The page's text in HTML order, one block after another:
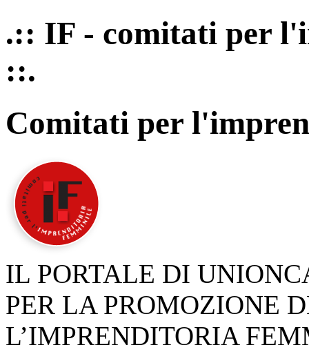
.:: IF - comitati per
::.
Comitati per
IL PORTALE DI
PER LA PROMOZIONE
L’IMPRENDITORIA